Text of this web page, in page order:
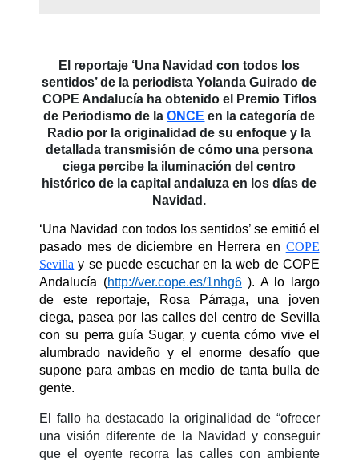
El reportaje ‘Una Navidad con todos los
sentidos’ de la periodista Yolanda Guirado de
COPE Andalucía ha obtenido el Premio Tiflos
de Periodismo de laONCE en la categoría de
Radio por la originalidad de su enfoque y la
detallada transmisión de cómo una persona
ciega percibe la iluminación del centro
histórico de la capital andaluza en los días de
Navidad.
‘Una Navidad con todos los sentidos’ se emitió el
pasado mes de diciembre en Herrera en COPE
Sevilla y se puede escuchar en la web de COPE
Andalucía (http://ver.cope.es/1nhg6). A lo largo
de este reportaje, Rosa Párraga, una joven
ciega, pasea por las calles del centro de Sevilla
con su perra guía Sugar, y cuenta cómo vive el
alumbrado navideño y el enorme desafío que
supone para ambas en medio de tanta bulla de
gente.
El fallo ha destacado la originalidad de “ofrecer
una visión diferente de la Navidad y conseguir
que el oyente recorra las calles con ambiente